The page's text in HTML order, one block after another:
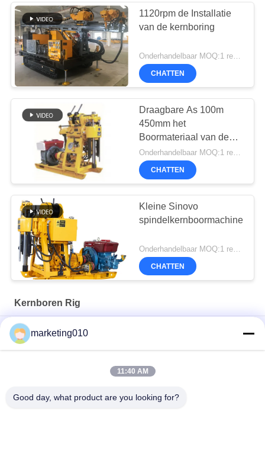
1120rpm de Installatie
van de kernboring
Onderhandelbaar MOQ:1 reeks
CHATTEN
Draagbare As 100m
450mm het
Boormateriaal van de
Slagkern
CHATTEN
Kleine Sinovo
spindelkernboormachine
CHATTEN
Kernboren Rig
SM75 Meerdoelige boormachine
Krachtige XY-6A kernboormachine perfect voor boorprojecten
XY-200 Core Drilling Rig Ontdek Versatiliteit Ervaring
marketing010
11:40 AM
Good day, what product are you looking for?